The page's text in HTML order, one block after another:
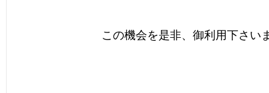
この機会を是非、御利用下さい